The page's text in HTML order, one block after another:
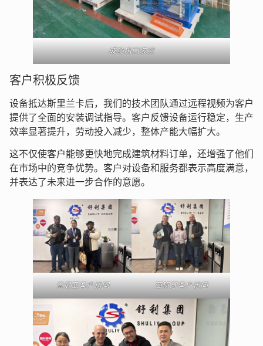
成功出口波兰
客户积极反馈
设备抵达斯里兰卡后，我们的技术团队通过远程视频为客户
提供了全面的安装调试指导。客户反馈设备运行稳定，生产
效率显著提升，劳动投入减少，整体产能大幅扩大。
这不仅使客户能够更快地完成建筑材料订单，还增强了他们
在市场中的竞争优势。客户对设备和服务都表示高度满意，
并表达了未来进一步合作的意愿。
肯尼亚客户访问 西班牙客户访问